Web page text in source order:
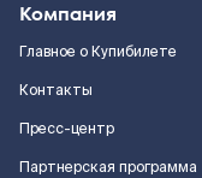
Компания
Главное о Купибилете
Контакты
Пресс-центр
Партнерская программа